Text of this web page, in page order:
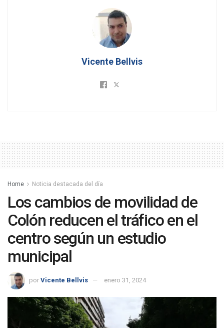
Vicente Bellvis
Home Noticia destacada del día
Los cambios de movilidad de
Colón reducen el tráfico en el
centro según un estudio
municipal
por Vicente Bellvis enero 31, 2024